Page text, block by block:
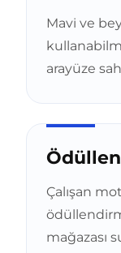
Mavi ve
arayüze
Çalışan
mağazası